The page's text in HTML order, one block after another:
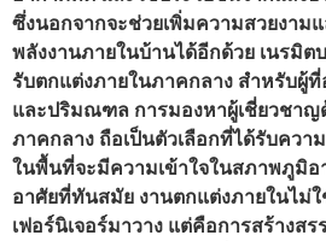
ซึ่งนอกจากจะช่วยเพิ่มความสวยงาม
พลังงานภายในบ้านได้อีกด้วย เนรมิต
รับตกแต่งภายในภาคกลาง สำหรับผู้
และปริมณฑล การมองหาผู้เชี่ยวชาญ
ภาคกลาง ถือเป็นตัวเลือกที่ได้รับควา
ในพื้นที่จะมีความเข้าใจในสภาพภูมิอ
อาศัยที่ทันสมัย งานตกแต่งภายในไม่ใ
เฟอร์นิเจอร์มาวาง แต่คือการสร้างส